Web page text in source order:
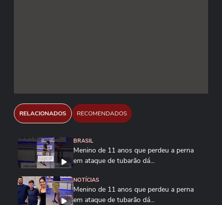
RELACIONADOS RECOMENDADOS
BRASIL
Menino de 11 anos que perdeu a perna
em ataque de tubarão dá...
NOTÍCIAS
Menino de 11 anos que perdeu a perna
em ataque de tubarão dá...